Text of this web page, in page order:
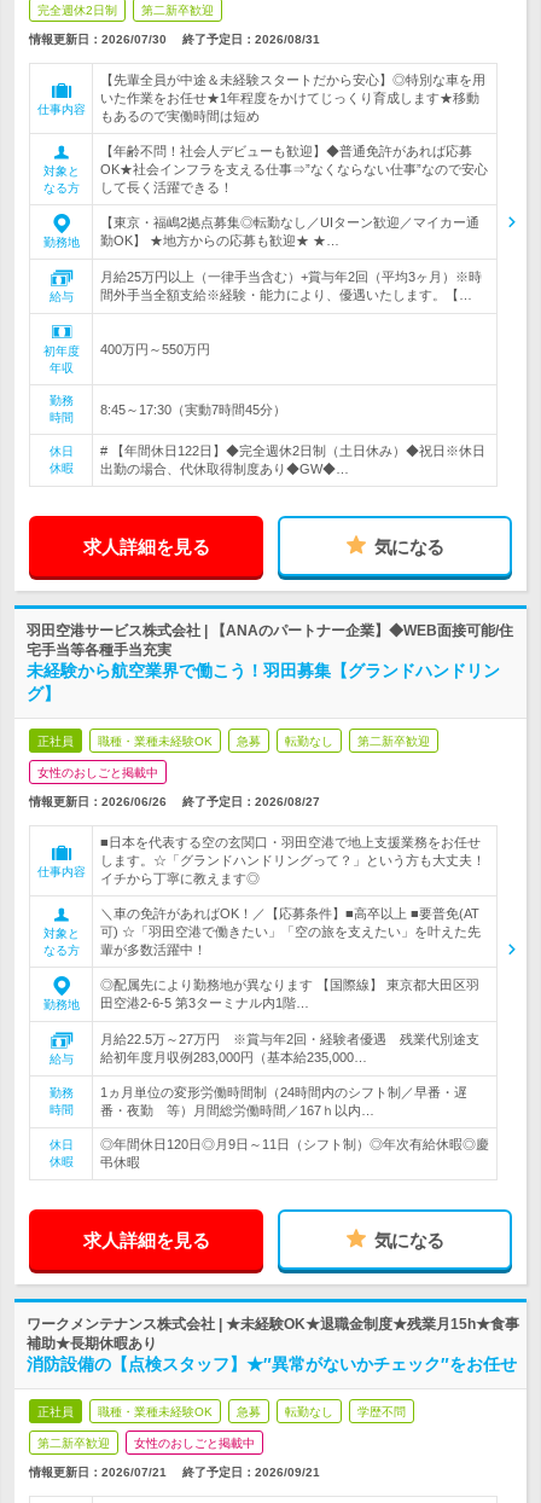
完全週休2日制 第二新卒歓迎
情報更新日：2026/07/30 終了予定日： 2026/08/31
仕事内容
【先輩全員が中途＆未経験スタートだから安心】◎特別な車を用
いた作業をお任せ★1年程度をかけてじっくり育成します★移動
もあるので実働時間は短め
対象と
なる方
【年齢不問！社会人デビューも歓迎】◆普通免許があれば応募
OK★社会インフラを支える仕事⇒”なくならない仕事”なので安心
して長く活躍できる！
勤務地
【東京・福嶋2拠点募集◎転勤なし／UIターン歓迎／マイカー通
勤OK】 ★地方からの応募も歓迎★ ★…
給与
月給25万円以上（一律手当含む）+賞与年2回（平均3ヶ月）※時
間外手当全額支給※経験・能力により、優遇いたします。【…
初年度
年収
400万円～550万円
勤務
時間
8:45～17:30（実動7時間45分）
休日
休暇
# 【年間休日122日】◆完全週休2日制（土日休み）◆祝日※休日
出勤の場合、代休取得制度あり◆GW◆…
求人詳細を見る 気になる
羽田空港サービス株式会社 | 【ANAのパートナー企業】◆WEB面接可能/住
宅手当等各種手当充実
未経験から航空業界で働こう！羽田募集【グランドハンドリン
グ】
正社員 職種・業種未経験OK 急募 転勤なし 第二新卒歓迎
女性のおしごと掲載中
情報更新日：2026/06/26 終了予定日： 2026/08/27
仕事内容
■日本を代表する空の玄関口・羽田空港で地上支援業務をお任せ
します。☆「グランドハンドリングって？」という方も大丈夫！
イチから丁寧に教えます◎
対象と
なる方
＼車の免許があればOK！／【応募条件】■高卒以上 ■要普免(AT
可) ☆「羽田空港で働きたい」「空の旅を支えたい」を叶えた先
輩が多数活躍中！
勤務地
◎配属先により勤務地が異なります 【国際線】 東京都大田区羽
田空港2-6-5 第3ターミナル内1階…
給与
月給22.5万～27万円 ※賞与年2回・経験者優遇 残業代別途支
給初年度月収例283,000円（基本給235,000…
勤務
時間
1ヵ月単位の変形労働時間制（24時間内のシフト制／早番・遅
番・夜勤 等）月間総労働時間／167ｈ以内…
休日
休暇
◎年間休日120日◎月9日～11日（シフト制）◎年次有給休暇◎慶
弔休暇
求人詳細を見る 気になる
ワークメンテナンス株式会社 | ★未経験OK★退職金制度★残業月15h★食事
補助★長期休暇あり
消防設備の【点検スタッフ】★″異常がないかチェック″をお任せ
正社員 職種・業種未経験OK 急募 転勤なし 学歴不問
第二新卒歓迎 女性のおしごと掲載中
情報更新日：2026/07/21 終了予定日： 2026/09/21